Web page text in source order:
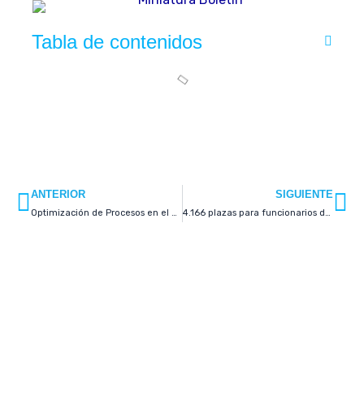
Tabla de contenidos
Prev
ANTERIOR
Optimización de Procesos en el Grupo Sapientiam
SIGUIENTE
4.166 plazas para funcionarios de carrera